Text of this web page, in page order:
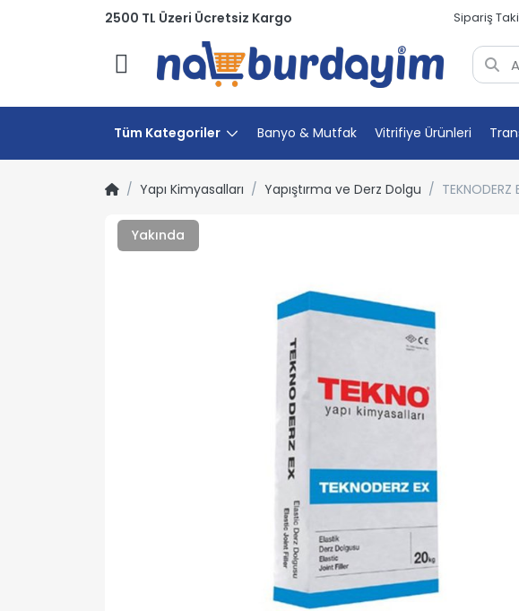
2500 TL Üzeri Ücretsiz Kargo Sipariş
Menü
Tüm Kategoriler Banyo & Mutfak Vitrifiye Ürünleri
Yapı Kimyasalları Yapıştırma ve Derz Dolgu
Yakında